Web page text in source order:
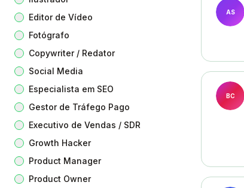
Editor de Vídeo
Fotógrafo
Copywriter / Redator
Social Media
Especialista em SEO
Gestor de Tráfego Pago
Executivo de Vendas / SDR
Growth Hacker
Product Manager
Product Owner
AS
BC